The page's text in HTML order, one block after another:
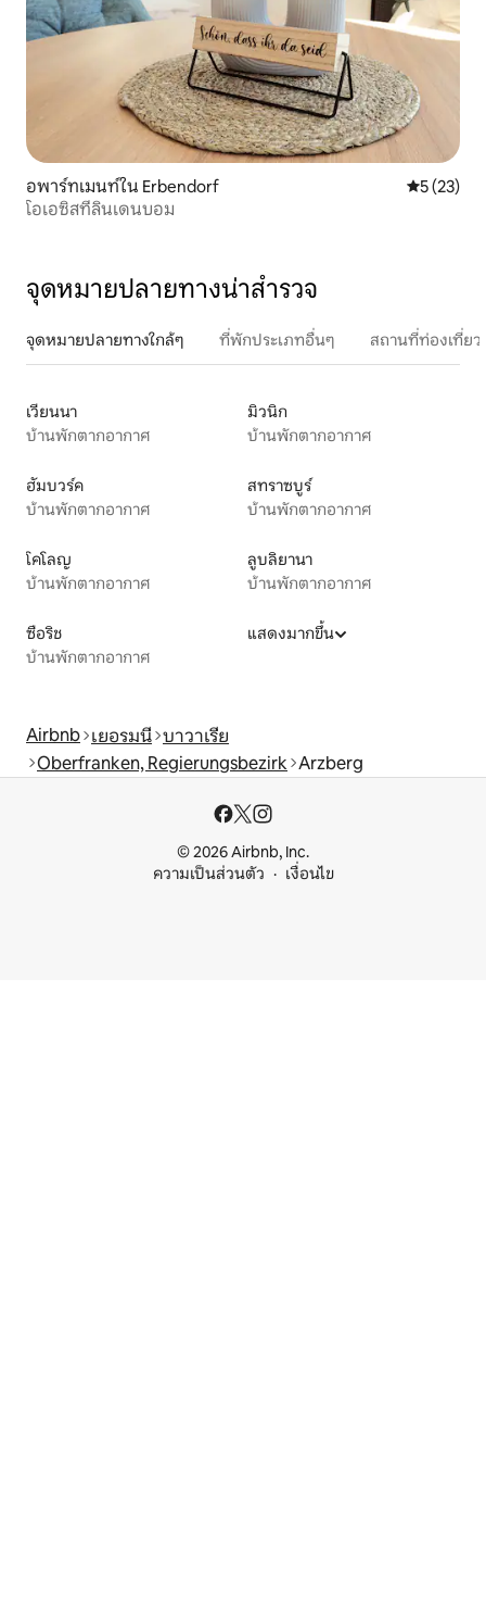
อพาร์ทเมนท์ใน Erbendorf คะแนนเฉลี่
5 (23)
โอเอซิสที่ลินเดนบอม
จุดหมายปลายทางน่าสำรวจ
จุดหมายปลายทางใกล้ๆ ที่พักประเภทอื่นๆ สถานที่ท่องเที่ย
เวียนนา
บ้านพักตากอากาศ
มิวนิก
บ้านพักตากอากาศ
ฮัมบวร์ค
บ้านพักตากอากาศ
สทราซบูร์
บ้านพักตากอากาศ
โคโลญ
บ้านพักตากอากาศ
ลูบลิยานา
บ้านพักตากอากาศ
ซือริช
บ้านพักตากอากาศ
แสดงมากขึ้น
Airbnb เยอรมนี บาวาเรีย
Oberfranken, Regierungsbezirk Arzberg
© 2026 Airbnb, Inc.
ความเป็นส่วนตัว
เงื่อนไข